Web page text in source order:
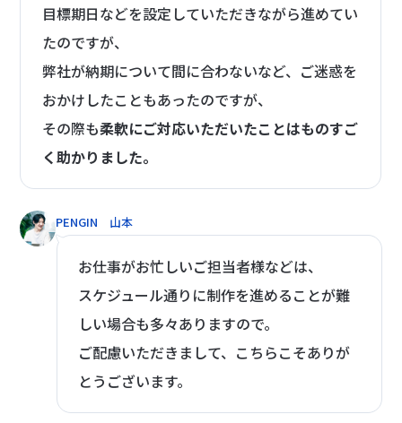
目標期日などを設定していただきながら進めてい
たのですが、
弊社が納期について間に合わないなど、ご迷惑を
おかけしたこともあったのですが、
その際も柔軟にご対応いただいたことはものすご
く助かりました。
PENGIN 山本
お仕事がお忙しいご担当者様などは、
スケジュール通りに制作を進めることが難
しい場合も多々ありますので。
ご配慮いただきまして、こちらこそありが
とうございます。